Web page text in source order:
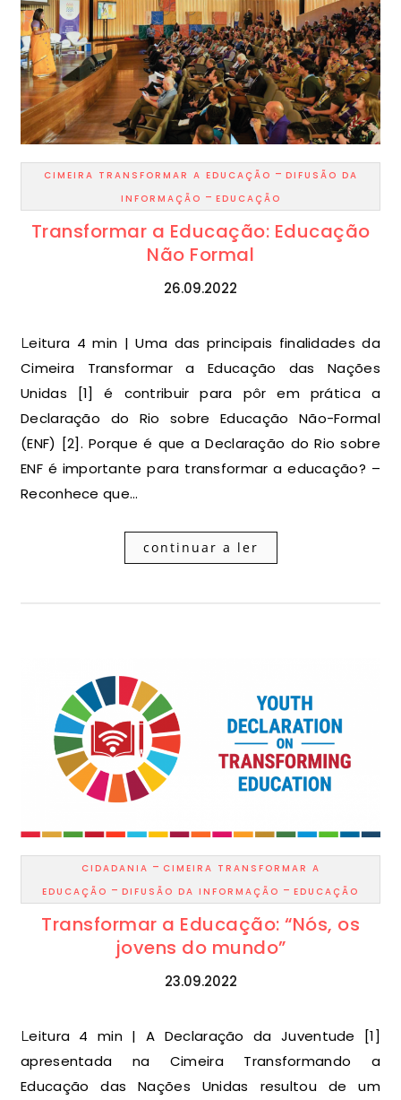
CIMEIRA TRANSFORMAR A EDUCAÇÃO - DIFUSÃO DA
INFORMAÇÃO - EDUCAÇÃO
Transformar a Educação: Educação
Não Formal
26.09.2022
Leitura 4 min | Uma das principais finalidades da
Cimeira Transformar a Educação das Nações
Unidas [1] é contribuir para pôr em prática a
Declaração do Rio sobre Educação Não-Formal
(ENF) [2]. Porque é que a Declaração do Rio sobre
ENF é importante para transformar a educação? –
Reconhece que…
continuar a ler
CIDADANIA - CIMEIRA TRANSFORMAR A
EDUCAÇÃO - DIFUSÃO DA INFORMAÇÃO - EDUCAÇÃO
Transformar a Educação: “Nós, os
jovens do mundo”
23.09.2022
Leitura 4 min | A Declaração da Juventude [1]
apresentada na Cimeira Transformando a
Educação das Nações Unidas resultou de um